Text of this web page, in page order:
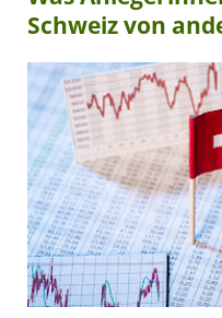
Schweiz von